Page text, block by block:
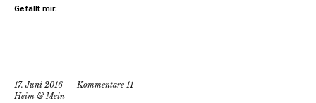
Gefällt mir:
17. Juni 2016
Kommentare 11
Heim & Mein